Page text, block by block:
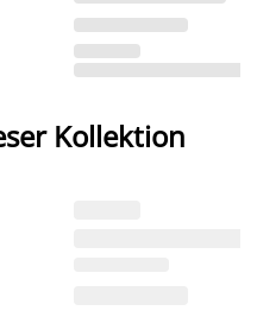
Kollektion